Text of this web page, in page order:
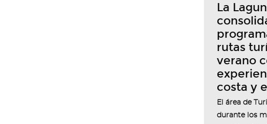
La
rutas
verano
costa y
El área de
durante los